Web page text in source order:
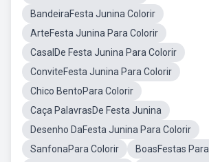
BandeiraFesta Junina Colorir
ArteFesta Junina Para Colorir
CasalDe Festa Junina Para Colorir
ConviteFesta Junina Para Colorir
Chico BentoPara Colorir
Caça PalavrasDe Festa Junina
Desenho DaFesta Junina Para Colorir
SanfonaPara Colorir
BoasFestas